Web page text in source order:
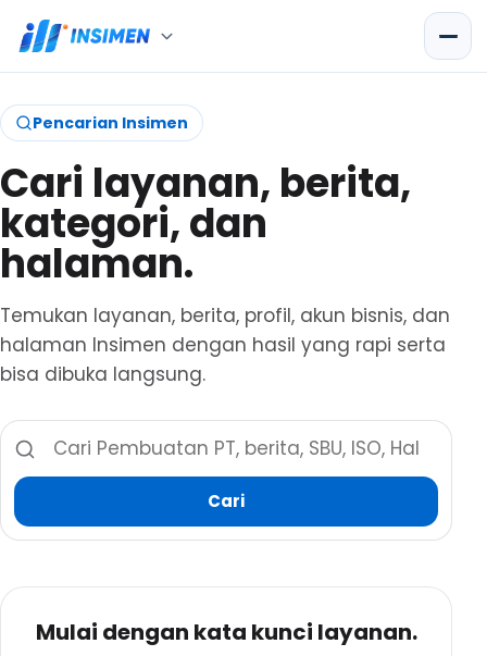
Pencarian Insimen
Cari layanan, berita,
kategori, dan
halaman.
Temukan layanan, berita, profil, akun bisnis, dan
halaman Insimen dengan hasil yang rapi serta
bisa dibuka langsung.
Cari layanan, berita, dan halaman
Cari
Mulai dengan kata kunci layanan.